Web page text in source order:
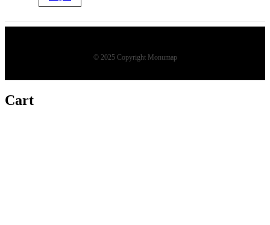
© 2025 Copyright Monumap
Cart